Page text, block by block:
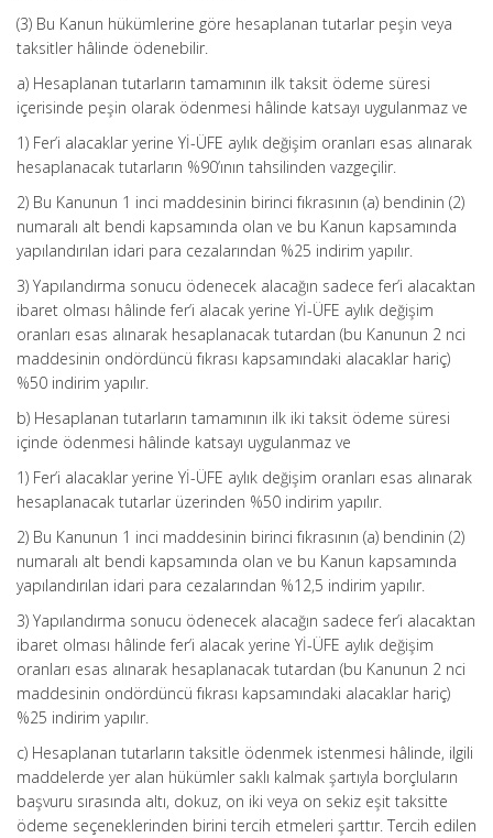
(3) Bu Kanun hükümlerine göre hesaplanan tutarlar peşin veya
taksitler hâlinde ödenebilir.
a) Hesaplanan tutarların tamamının ilk taksit ödeme süresi
içerisinde peşin olarak ödenmesi hâlinde katsayı uygulanmaz ve
1) Fer’i alacaklar yerine Yİ-ÜFE aylık değişim oranları esas alınarak
hesaplanacak tutarların %90’ının tahsilinden vazgeçilir.
2) Bu Kanunun 1 inci maddesinin birinci fıkrasının (a) bendinin (2)
numaralı alt bendi kapsamında olan ve bu Kanun kapsamında
yapılandırılan idari para cezalarından %25 indirim yapılır.
3) Yapılandırma sonucu ödenecek alacağın sadece fer’i alacaktan
ibaret olması hâlinde fer’i alacak yerine Yİ-ÜFE aylık değişim
oranları esas alınarak hesaplanacak tutardan (bu Kanunun 2 nci
maddesinin ondördüncü fıkrası kapsamındaki alacaklar hariç)
%50 indirim yapılır.
b) Hesaplanan tutarların tamamının ilk iki taksit ödeme süresi
içinde ödenmesi hâlinde katsayı uygulanmaz ve
1) Fer’i alacaklar yerine Yİ-ÜFE aylık değişim oranları esas alınarak
hesaplanacak tutarlar üzerinden %50 indirim yapılır.
2) Bu Kanunun 1 inci maddesinin birinci fıkrasının (a) bendinin (2)
numaralı alt bendi kapsamında olan ve bu Kanun kapsamında
yapılandırılan idari para cezalarından %12,5 indirim yapılır.
3) Yapılandırma sonucu ödenecek alacağın sadece fer’i alacaktan
ibaret olması hâlinde fer’i alacak yerine Yİ-ÜFE aylık değişim
oranları esas alınarak hesaplanacak tutardan (bu Kanunun 2 nci
maddesinin ondördüncü fıkrası kapsamındaki alacaklar hariç)
%25 indirim yapılır.
c) Hesaplanan tutarların taksitle ödenmek istenmesi hâlinde, ilgili
maddelerde yer alan hükümler saklı kalmak şartıyla borçluların
başvuru sırasında altı, dokuz, on iki veya on sekiz eşit taksitte
ödeme seçeneklerinden birini tercih etmeleri şarttır. Tercih edilen